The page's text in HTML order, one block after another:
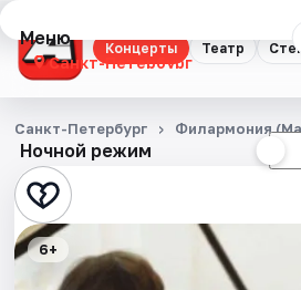
Концерты Театр
Меню
Санкт-Петербург
Концерты
Театр
Стендап
Выставки
Ночной режим
Санкт-Петербург Филармония
6+